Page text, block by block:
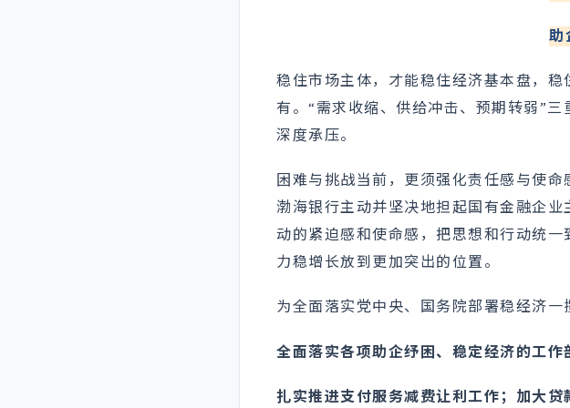
助
稳住市场主体，才能稳住经济基本盘，
有。“需求收缩、供给冲击、预期转弱”
深度承压。
困难与挑战当前，更须强化责任感与使
渤海银行主动并坚决地担起国有金融企
动的紧迫感和使命感，把思想和行动统
力稳增长放到更加突出的位置。
为全面落实党中央、国务院部署稳经济一
全面落实各项助企纾困、稳定经济的工作
扎实推进支付服务减费让利工作；加大贷